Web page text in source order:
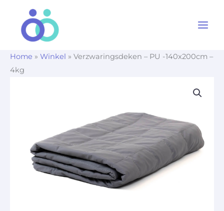
Home » Winkel » Verzwaringsdeken – PU -140x200cm –
4kg